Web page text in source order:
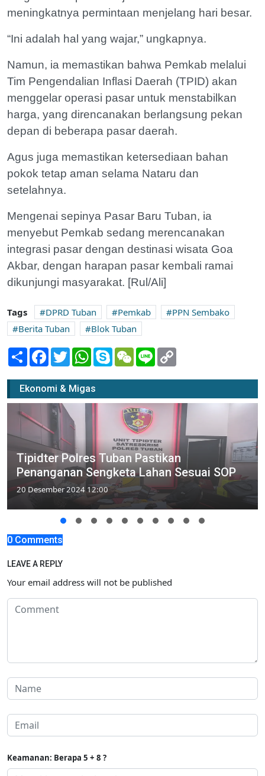
meningkatnya permintaan menjelang hari besar.
“Ini adalah hal yang wajar,” ungkapnya.
Namun, ia memastikan bahwa Pemkab melalui
Tim Pengendalian Inflasi Daerah (TPID) akan
menggelar operasi pasar untuk menstabilkan
harga, yang direncanakan berlangsung pekan
depan di beberapa pasar daerah.
Agus juga memastikan ketersediaan bahan
pokok tetap aman selama Nataru dan
setelahnya.
Mengenai sepinya Pasar Baru Tuban, ia
menyebut Pemkab sedang merencanakan
integrasi pasar dengan destinasi wisata Goa
Akbar, dengan harapan pasar kembali ramai
dikunjungi masyarakat. [Rul/Ali]
Tags DPRD Tuban Pemkab
PPN Sembako
Berita Tuban
Blok Tuban
Share Facebook
TwitterWhatsApp
SkypeWeChatLine
Ekonomi & Migas
Tipidter Polres Tuban Pastikan
Penanganan Sengketa Lahan Sesuai SOP
20 Desember 2024 12:00
0 Comments
LEAVE A REPLY
Your email address will not be published
Keamanan: Berapa 5 + 8 ?